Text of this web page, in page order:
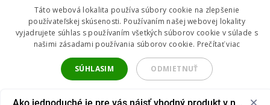
2026 © ABC-ZOO • Všetky práva vyhradené
Chcem klubové ceny
* Odoslaním súhlasíš so zásadami spracovania údajov.
Ako jednoduché je pre vás nájsť vhodný produkt v našom
Táto webová lokalita používa súbory cookie na zlepšenie
používateľskej skúsenosti. Používaním našej webovej lokality
vyjadrujete súhlas s používaním všetkých súborov cookie v súlade s
našimi zásadami používania súborov cookie. Prečítať viac
SÚHLASIM ODMIETNUŤ